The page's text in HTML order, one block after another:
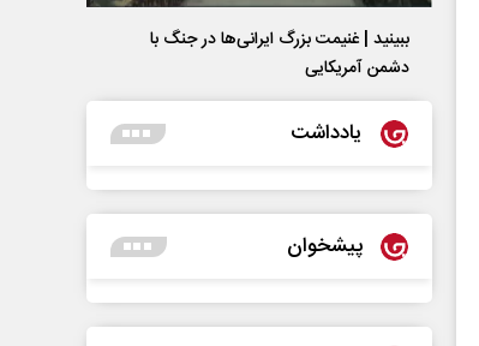
ببینید | غنیمت بزرگ ایرانی‌ها در جنگ با
دشمن آمریکایی
یادداشت
پیشخوان